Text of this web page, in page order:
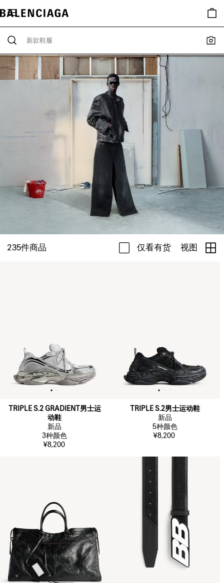
235件商品 仅看有货 视图
TRIPLE S.2 GRADIENT男士运
动鞋
新品
3种颜色
¥8,200
TRIPLE S.2男士运动鞋
新品
5种颜色
¥8,200